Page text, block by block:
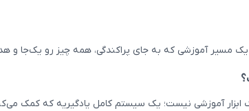
مسیر آموزشی که به جای پراکندگی، همه چیز رو یک‌جا و
آموزشی نیست؛ یک سیستم کامل یادگیریه که کمک